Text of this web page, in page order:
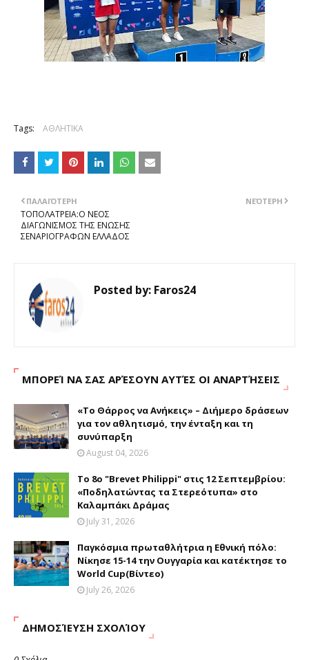
Tags: ΑΘΛΗΤΙΚΑ
ΝΕΌΤΕΡΗ
ΠΑΛΑΙΌΤΕΡΗ
ΤΟΠΟΛΑΤΡΕΙΑ:Ο ΝΕΟΣ
ΔΙΑΓΩΝΙΣΜΟΣ ΤΗΣ ΕΝΩΣΗΣ
ΣΕΝΑΡΙΟΓΡΑΦΩΝ ΕΛΛΑΔΟΣ
Posted by: Faros24
ΜΠΟΡΕΊ ΝΑ ΣΑΣ ΑΡΈΣΟΥΝ ΑΥΤΈΣ ΟΙ ΑΝΑΡΤΉΣΕΙΣ
«Το Θάρρος να Ανήκεις» – Διήμερο δράσεων
για τον αθλητισμό, την ένταξη και τη
συνύπαρξη
August 04, 2026
Το 8ο "Brevet Philippi" στις 12 Σεπτεμβρίου:
«Ποδηλατώντας τα Στερεότυπα» στο
Καλαμπάκι Δράμας
July 31, 2026
Παγκόσμια πρωταθλήτρια η Εθνική πόλο:
Νίκησε 15-14 την Ουγγαρία και κατέκτησε το
World Cup(Βίντεο)
July 26, 2026
ΔΗΜΟΣΊΕΥΣΗ ΣΧΟΛΊΟΥ